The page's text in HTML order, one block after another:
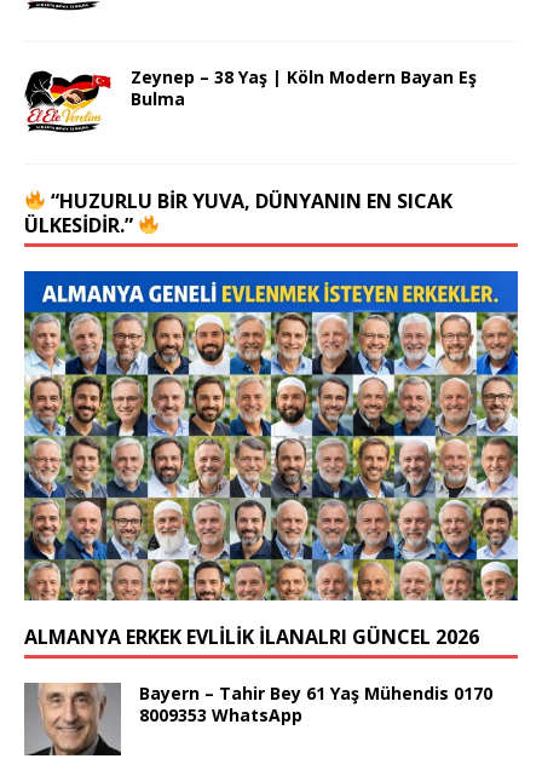
Zeynep – 38 Yaş | Köln Modern Bayan Eş
Bulma
“HUZURLU BIR YUVA, DÜNYANIN EN SICAK
ÜLKESIDIR.”
ALMANYA ERKEK EVLİLİK İLANALRI GÜNCEL 2026
Bayern – Tahir Bey 61 Yaş Mühendis 0170
8009353 WhatsApp